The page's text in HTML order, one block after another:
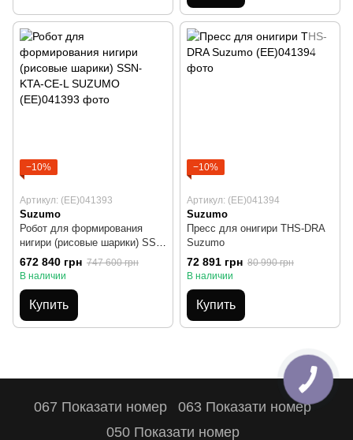
−10%
Артикул: (EE)041393
Suzumo
Робот для формирования
нигири (рисовые шарики) SSN-
KTA-CE-L SUZUMO
672 840 грн 747 600 грн
В наличии
Купить
−10%
Артикул: (EE)041394
Suzumo
Пресс для онигири THS-DRA
Suzumo
72 891 грн 80 990 грн
В наличии
Купить
067 Показати номер
063 Показати номер
050 Показати номер